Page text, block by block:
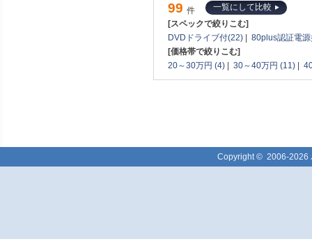
99 件
一覧にして比較
[スペックで絞りこむ]
DVDドライブ付(22)
80plus認証電
[価格帯で絞りこむ]
20～30万円 (4)
30～40万円 (11)
Copyright © 2006-2026